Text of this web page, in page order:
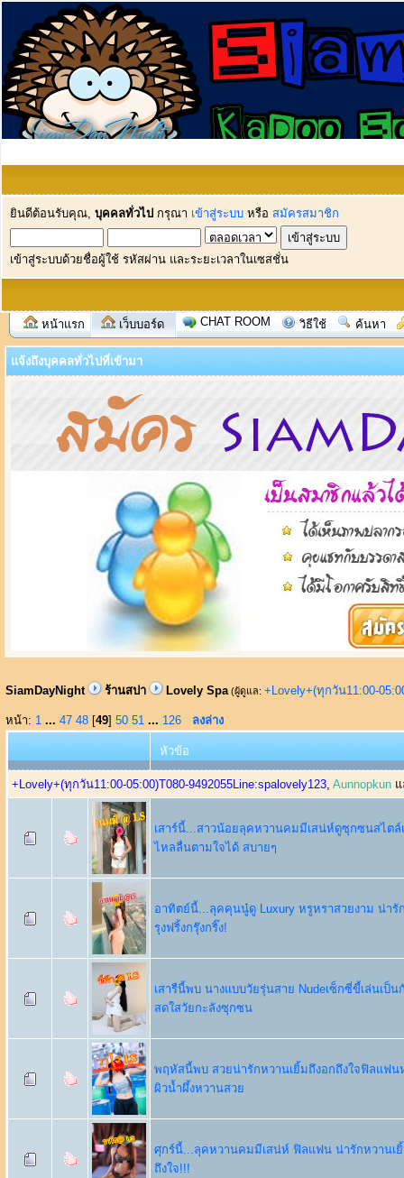
ยินดีต้อนรับคุณ, บุคคลทั่วไป กรุณา เข้าสู่ระบบ หรือ สมัครสมาชิก
เข้าสู่ระบบด้วยชื่อผู้ใช้ รหัสผ่าน และระยะเวลาในเซสชั่น
หน้าแรก เว็บบอร์ด CHAT ROOM วิธีใช้ ค้นหา
แจ้งถึงบุคคลทั่วไปที่เข้ามา
SiamDayNight ร้านสปา Lovely Spa (ผู้ดูแล: +Lovely+(ทุกวัน11:00-
หน้า: 1 ... 47 48 [49] 50 51 ... 126 ลงล่าง
หัวข้อ
+Lovely+(ทุกวัน11:00-05:00)T080-9492055Line:spalovely123 Aunnopkun
เสาร์นี้...สาวน้อยลุคหวานคมมีเสน่ห์ดูซุกซนสไตล์
ไหลลื่นตามใจได้ สบายๆ
อาทิตย์นี้...ลุคคุนนู๋ดู Luxury หรูหราสวยงาม น่ารั
รุงฟริ้งกรุ๊งกริ๊ง!
เสารืนี้พบ นางแบบวัยรุ่นสาย Nudeเซ็กซี่ขี้เล่นเป็น
สดใสวัยกะลังซุกซน
พฤหัสนี้พบ สวยน่ารักหวานเยิ้มถึงอกถึงใจฟิลแฟน
ผิวน้ำผึ้งหวานสวย
ศุกร์นี้...ลุคหวานคมมีเสน่ห์ ฟิลแฟน น่ารักหวานเ
ถึงใจ!!!